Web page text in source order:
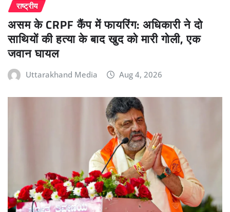
राष्ट्रीय
असम के CRPF कैंप में फायरिंग: अधिकारी ने दो
साथियों की हत्या के बाद खुद को मारी गोली, एक
जवान घायल
Uttarakhand Media Aug 4, 2026